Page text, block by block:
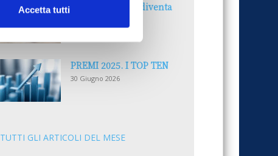
Accetta tutti
Il “Modulo CAI” diventa
PREMI 2025. I TOP TEN
30 Giugno 2026
TUTTI GLI ARTICOLI DEL MESE